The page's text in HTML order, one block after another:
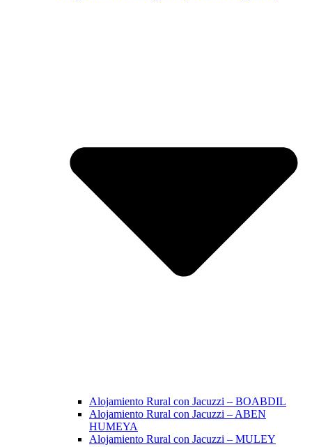
Alojamiento Rural con Jacuzzi – BOABDIL
Alojamiento Rural con Jacuzzi – ABEN
HUMEYA
Alojamiento Rural con Jacuzzi – MULEY